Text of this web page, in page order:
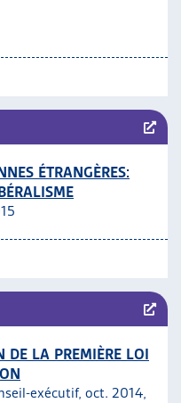
ÉTRANGÈRES:
DE LA PREMIÈRE LOI
exécutif, oct. 2014,